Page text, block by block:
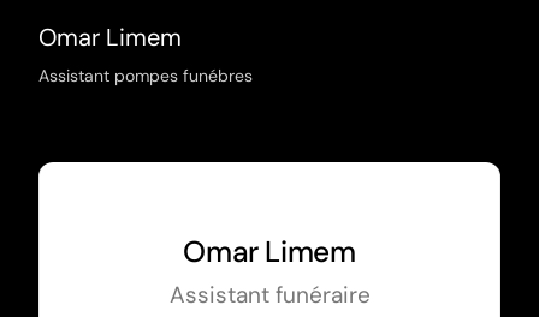
Omar Limem
Assistant pompes funébres
Omar Limem
Assistant funéraire